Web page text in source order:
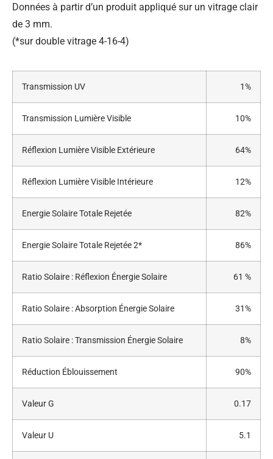
Données à partir d’un produit appliqué sur un vitrage clair
de 3 mm.
(*sur double vitrage 4-16-4)
Transmission UV 1%
Transmission Lumière Visible 10%
Réflexion Lumière Visible Extérieure 64%
Réflexion Lumière Visible Intérieure 12%
Energie Solaire Totale Rejetée 82%
Energie Solaire Totale Rejetée 2* 86%
Ratio Solaire : Réflexion Énergie Solaire 61 %
Ratio Solaire : Absorption Énergie Solaire 31%
Ratio Solaire : Transmission Énergie Solaire 8%
Réduction Éblouissement 90%
Valeur G 0.17
Valeur U 5.1